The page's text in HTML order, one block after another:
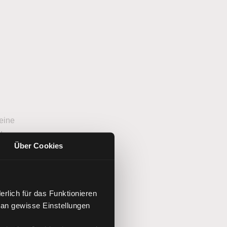
Über Cookies
für das Funktionieren
gewisse Einstellungen